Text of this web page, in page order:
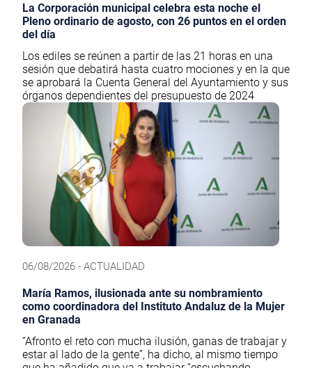
La Corporación municipal celebra esta noche el
Pleno ordinario de agosto, con 26 puntos en el orden
del día
Los ediles se reúnen a partir de las 21 horas en una
sesión que debatirá hasta cuatro mociones y en la que
se aprobará la Cuenta General del Ayuntamiento y sus
órganos dependientes del presupuesto de 2024
06/08/2026 - ACTUALIDAD
María Ramos, ilusionada ante su nombramiento
como coordinadora del Instituto Andaluz de la Mujer
en Granada
“Afronto el reto con mucha ilusión, ganas de trabajar y
estar al lado de la gente”, ha dicho, al mismo tiempo